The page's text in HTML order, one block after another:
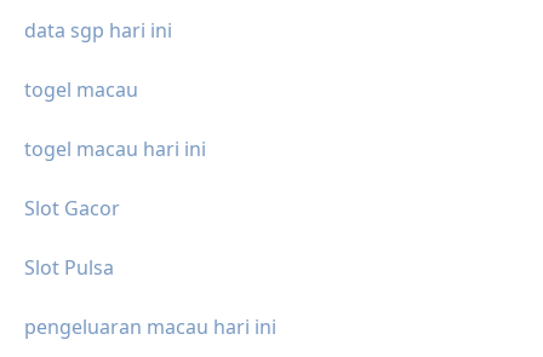
data sgp hari ini
togel macau
togel macau hari ini
Slot Gacor
Slot Pulsa
pengeluaran macau hari ini